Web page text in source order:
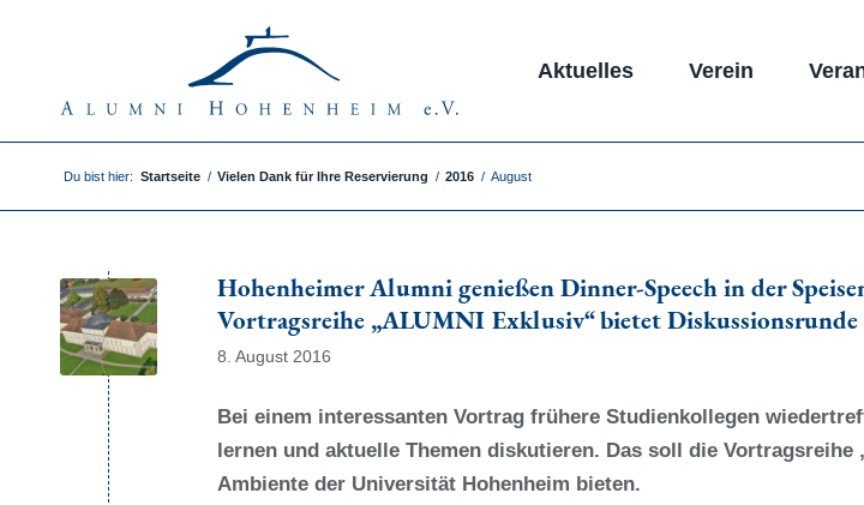
Aktuelles Verein
Du bist hier: Startseite / Vielen Dank für Ihre Reservierung / 2016 / August
Hohenheimer Alumni genießen Dinner-Speech in der
Vortragsreihe „ALUMNI Exklusiv“ bietet
8. August 2016
Bei einem interessanten Vortrag frühere Studienkollegen
lernen und aktuelle Themen diskutieren. Das soll die Vortragsreihe
Ambiente der Universität Hohenheim bieten.